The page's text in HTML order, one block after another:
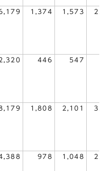
1,374 1,573
446 547
1,808 2,101
978 1,048